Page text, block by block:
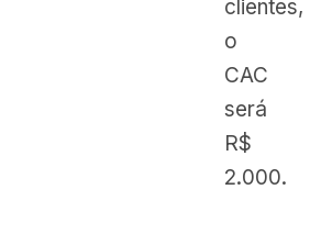
clientes,
o
CAC
será
R$
2.000.